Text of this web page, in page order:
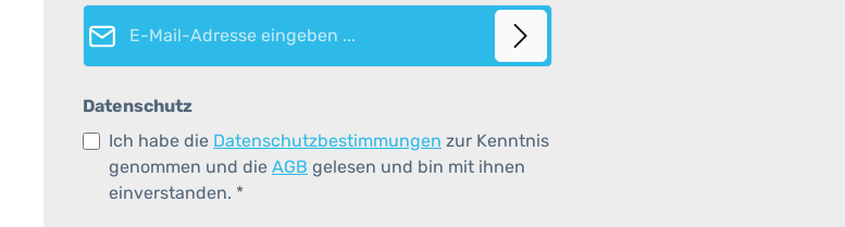
E-Mail-Adresse*
Datenschutz
Ich habe die Datenschutzbestimmungen zur Kenntnis
genommen und die AGB gelesen und bin mit ihnen
einverstanden. *